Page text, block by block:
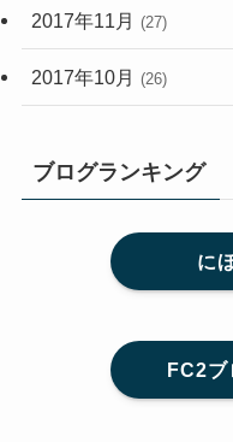
2017年11月 (27)
2017年10月 (26)
ブログランキング
に
FC2ブ